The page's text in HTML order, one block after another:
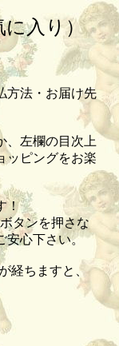
に入り）
方法・お届け先
、左欄の目次上
ッピングをお楽
！
タンを押さな
安心下さい。
経ちますと、